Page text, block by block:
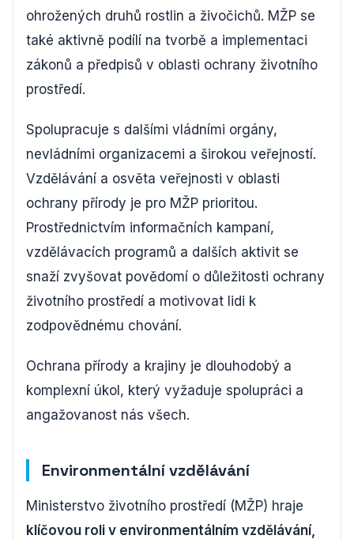
ohrožených druhů rostlin a živočichů. MŽP se
také aktivně podílí na tvorbě a implementaci
zákonů a předpisů v oblasti ochrany životního
prostředí.
Spolupracuje s dalšími vládními orgány,
nevládními organizacemi a širokou veřejností.
Vzdělávání a osvěta veřejnosti v oblasti
ochrany přírody je pro MŽP prioritou.
Prostřednictvím informačních kampaní,
vzdělávacích programů a dalších aktivit se
snaží zvyšovat povědomí o důležitosti ochrany
životního prostředí a motivovat lidi k
zodpovědnému chování.
Ochrana přírody a krajiny je dlouhodobý a
komplexní úkol, který vyžaduje spolupráci a
angažovanost nás všech.
Environmentální vzdělávání
Ministerstvo životního prostředí (MŽP) hraje
klíčovou roli v environmentálním vzdělávání,